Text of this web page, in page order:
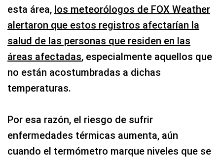
esta área, los meteorólogos de FOX Weather
alertaron que estos registros afectarían la
salud de las personas que residen en las
áreas afectadas, especialmente aquellos que
no están acostumbradas a dichas
temperaturas.
Por esa razón, el riesgo de sufrir
enfermedades térmicas aumenta, aún
cuando el termómetro marque niveles que se